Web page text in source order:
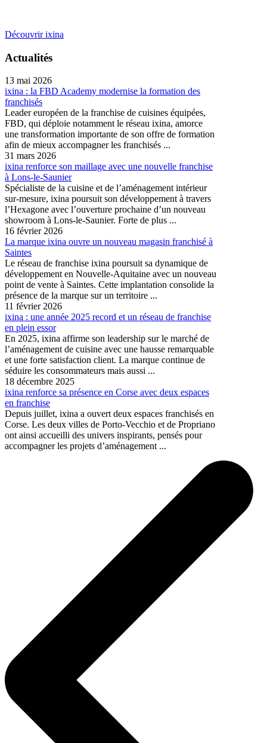
Découvrir ixina
Actualités
13 mai 2026
ixina : la FBD Academy modernise la formation des
franchisés
Leader européen de la franchise de cuisines équipées,
FBD, qui déploie notamment le réseau ixina, amorce
une transformation importante de son offre de formation
afin de mieux accompagner les franchisés ...
31 mars 2026
ixina renforce son maillage avec une nouvelle franchise
à Lons-le-Saunier
Spécialiste de la cuisine et de l’aménagement intérieur
sur-mesure, ixina poursuit son développement à travers
l’Hexagone avec l’ouverture prochaine d’un nouveau
showroom à Lons-le-Saunier. Forte de plus ...
16 février 2026
La marque ixina ouvre un nouveau magasin franchisé à
Saintes
Le réseau de franchise ixina poursuit sa dynamique de
développement en Nouvelle-Aquitaine avec un nouveau
point de vente à Saintes. Cette implantation consolide la
présence de la marque sur un territoire ...
11 février 2026
ixina : une année 2025 record et un réseau de franchise
en plein essor
En 2025, ixina affirme son leadership sur le marché de
l’aménagement de cuisine avec une hausse remarquable
et une forte satisfaction client. La marque continue de
séduire les consommateurs mais aussi ...
18 décembre 2025
ixina renforce sa présence en Corse avec deux espaces
en franchise
Depuis juillet, ixina a ouvert deux espaces franchisés en
Corse. Les deux villes de Porto-Vecchio et de Propriano
ont ainsi accueilli des univers inspirants, pensés pour
accompagner les projets d’aménagement ...